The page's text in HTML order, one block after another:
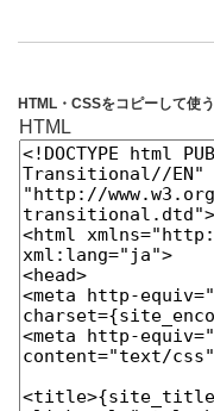
HTML・CSSをコピーして使う
HTML